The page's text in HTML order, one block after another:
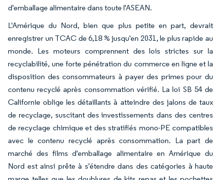
d'emballage alimentaire dans toute l'ASEAN.
L'Amérique du Nord, bien que plus petite en part, devrait
enregistrer un TCAC de 6,18 % jusqu'en 2031, le plus rapide au
monde. Les moteurs comprennent des lois strictes sur la
recyclabilité, une forte pénétration du commerce en ligne et la
disposition des consommateurs à payer des primes pour du
contenu recyclé après consommation vérifié. La loi SB 54 de
Californie oblige les détaillants à atteindre des jalons de taux
de recyclage, suscitant des investissements dans des centres
de recyclage chimique et des stratifiés mono-PE compatibles
avec le contenu recyclé après consommation. La part de
marché des films d'emballage alimentaire en Amérique du
Nord est ainsi prête à s'étendre dans des catégories à haute